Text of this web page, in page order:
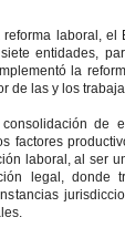
laboral, el
entidades,
la
de las y los
de
factores
laboral, al ser
legal, donde